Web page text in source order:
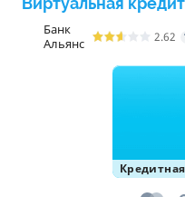
Банк
Альянс
2.62
Кредитная